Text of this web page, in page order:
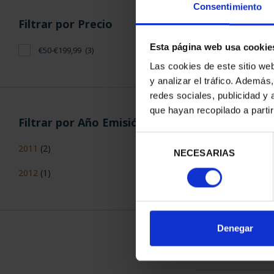
Consentimiento
Esta página web usa
Las cookies de este sitio
y analizar el tráfico.
redes sociales, publicidad y
que hayan recopilado a
consentimiento
NECESARIAS
Denegar
Filtrar por Precio
€50-€199,99 (3)
Filtrar por Año Emisión
2011 (2)
2012 (1)
CAPITALES
ORDENAR POR: